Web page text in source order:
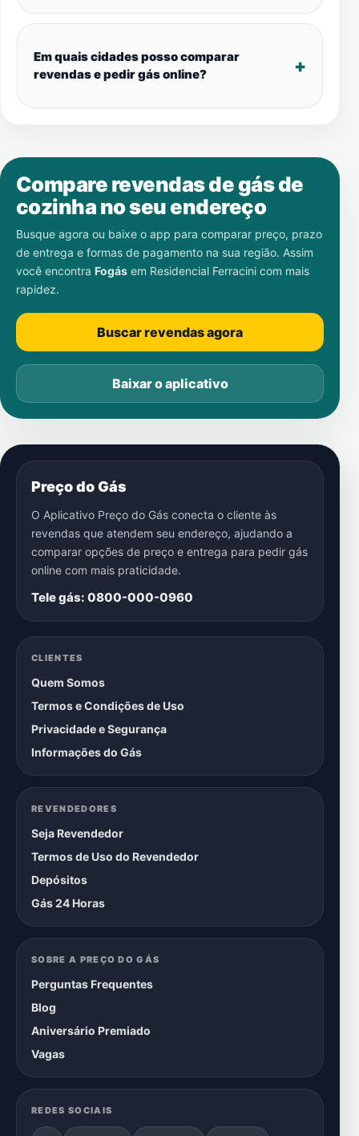
Em quais cidades posso comparar
revendas e pedir gás online?
Compare revendas de gás de
cozinha no seu endereço
Busque agora ou baixe o app para comparar preço, prazo
de entrega e formas de pagamento na sua região. Assim
você encontra Fogás em Residencial Ferracini com mais
rapidez.
Buscar revendas agora
Baixar o aplicativo
Preço do Gás
O Aplicativo Preço do Gás conecta o cliente às
revendas que atendem seu endereço, ajudando a
comparar opções de preço e entrega para pedir gás
online com mais praticidade.
Tele gás: 0800-000-0960
CLIENTES
Quem Somos
Termos e Condições de Uso
Privacidade e Segurança
Informações do Gás
REVENDEDORES
Seja Revendedor
Termos de Uso do Revendedor
Depósitos
Gás 24 Horas
SOBRE A PREÇO DO GÁS
Perguntas Frequentes
Blog
Aniversário Premiado
Vagas
REDES SOCIAIS